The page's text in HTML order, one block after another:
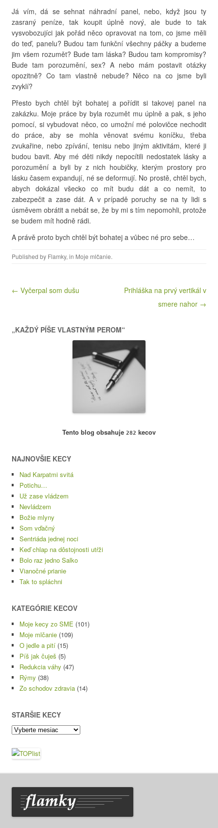
Já vím, dá se sehnat náhradní panel, nebo, když jsou ty
zasraný peníze, tak koupit úplně nový, ale bude to tak
vysvobozujíci jak pořád něco opravovat na tom, co jsme měli
do teď, panelu? Budou tam funkční všechny páčky a budeme
jim všem rozumět? Bude tam láska? Budou tam kompromisy?
Bude tam porozumění, sex? A nebo mám postavit otázky
opozitně? Co tam vlastně nebude? Něco na co jsme byli
zvyklí?
Přesto bych chtěl být bohatej a pořídit si takovej panel na
zakázku. Moje práce by byla rozumět mu úplně a pak, s jeho
pomocí, si vybudovat něco, co umožní mé polovičce nechodit
do práce, aby se mohla věnovat svému koníčku, třeba
zvukařine, nebo zpívání, tenisu nebo jiným aktivitám, které ji
budou bavit. Aby mé děti nikdy nepocítili nedostatek lásky a
porozumění a byli by z nich houbičky, kterým prostory pro
lásku časem expandují, né se deformují. No prostě, chtěl bych,
abych dokázal všecko co mít budu dát a co nemít, to
zabezpečit a zase dát. A v prípadě poruchy se na ty lidi s
úsměvem obrátit a nebát se, že by mi s tím nepomohli, protože
se budem mít hodně rádi.
A právě proto bych chtěl být bohatej a vůbec né pro sebe…
Published by Flamky, in Moje mlčanie.
Post navigation
← Vyčerpal som dušu
Prihláška na prvý vertikál v
smere nahor →
„KAŽDÝ PÍŠE VLASTNÝM PEROM“
Tento blog obsahuje 282 kecov
NAJNOVŠIE KECY
Nad Karpatmi svitá
Potichu…
Už zase vládzem
Nevládzem
Božie mlyny
Som vďačný
Sentriáda jednej noci
Keď chlap na dôstojnosti utŕži
Bolo raz jedno Salko
Vianočné prianie
Tak to spláchni
KATEGÓRIE KECOV
Moje kecy zo SME (101)
Moje mlčanie (109)
O jedle a pití (15)
Píš jak čuješ (5)
Redukcia váhy (47)
Rýmy (38)
Zo schodov zdravia (14)
STARŠIE KECY
Staršie
kecy